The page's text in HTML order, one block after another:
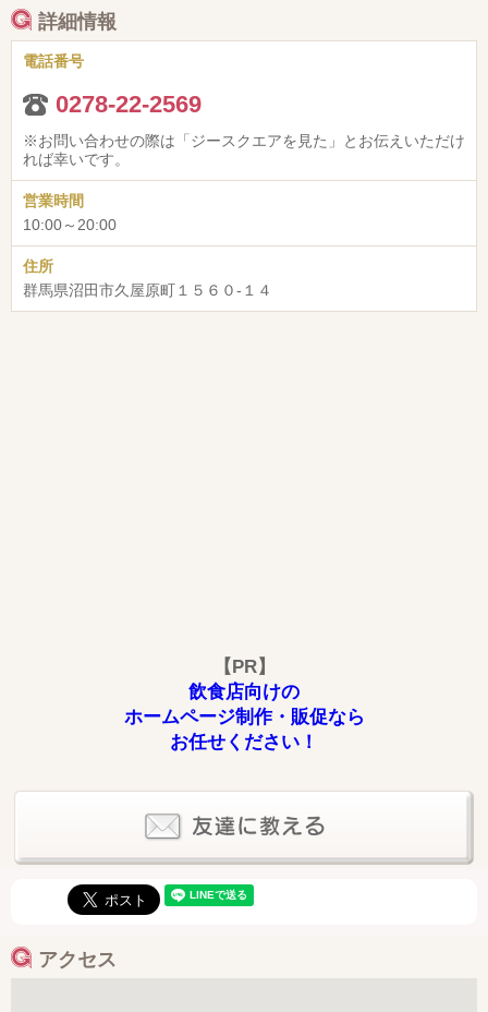
詳細情報
電話番号
0278-22-2569
※お問い合わせの際は「ジースクエアを見た」とお伝えいただけ
れば幸いです。
営業時間
10:00～20:00
住所
群馬県沼田市久屋原町１５６０-１４
【PR】
飲食店向けの
ホームページ制作・販促なら
お任せください！
アクセス